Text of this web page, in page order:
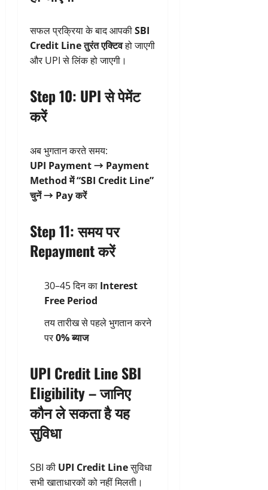
सफल प्रक्रिया के बाद आपकीSBI
Credit Line तुरंत एक्टिवहो जाएगी
और UPI से लिंक हो जाएगी।
Step 10: UPI से पेमेंट
करें
अब भुगतान करते समय:
UPI Payment → Payment
Method में “SBI Credit Line”
चुनें → Pay करें
Step 11: समय पर
Repayment करें
30–45 दिन का Interest
Free Period
तय तारीख से पहले भुगतान करने
पर0% ब्याज
UPI Credit Line SBI
Eligibility – जानिए
कौन ले सकता है यह
सुविधा
SBI की UPI Credit Lineसुविधा
सभी खाताधारकों को नहीं मिलती।